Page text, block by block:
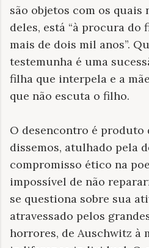
são objetos com os quais
deles, está “à procura
mais de dois mil anos”.
testemunha é uma
filha que interpela e a
que não escuta o filho.
O desencontro é produto
dissemos, atulhado pela
compromisso ético na
impossível de não
se questiona sobre sua
atravessado pelos
horrores, de Auschwitz à